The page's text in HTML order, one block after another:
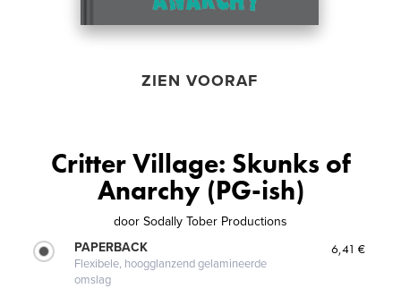
ZIEN VOORAF
Critter Village: Skunks of
Anarchy (PG-ish)
door Sodally Tober Productions
PAPERBACK
Flexibele, hoogglanzend gelamineerde
omslag
6,41 €